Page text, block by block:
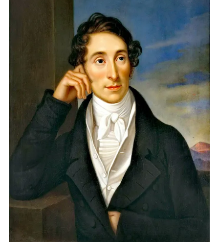
CLÁSICOS
POESÍA
TEATRO
NOVELA GRÁFICA
BOOKTAG
NO FICCIÓN
LITERATURA INFANTIL Y JUVENIL
NOVEDADES DEL MES